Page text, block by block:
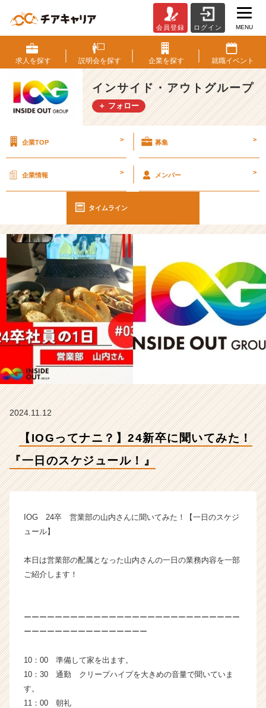
O
G
っ
て
ナ
ニ？】
卒
い
て
た！
『一
日
の
ス
ケ
ジ
ュ
ル！』
【イ
ン
サ
ウ
ト
グ
ル
タ
ラ
ン
チ
ー・
成
会員登録 ログイン MENU
求人を探す 説明会を探す 企業を探す 就職イベント
インサイド・アウトグループ
＋ フォロー
企業TOP > 募集 >
企業情報 > メンバー >
タイムライン
2024.11.12
【IOGってナニ？】24新卒に聞いてみた！
『一日のスケジュール！』
IOG 24卒 営業部の山内さんに聞いてみた！【一日のスケジ
ュール】
本日は営業部の配属となった山内さんの一日の業務内容を一部
ご紹介します！
ーーーーーーーーーーーーーーーーーーーーーーーーーーーー
ーーーーーーーーーーーーーーーー
10：00 準備して家を出ます。
10：30 通勤 クリープハイプを大きめの音量で聞いていま
す。
11：00 朝礼